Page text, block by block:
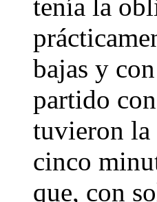
tenía la
bajas y
partido
tuvieron la
cinco
que, con